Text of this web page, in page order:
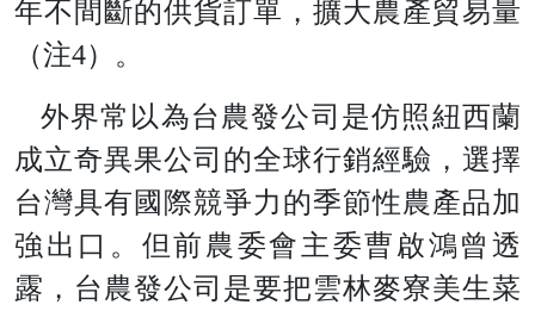
年不間斷的供貨訂單，擴大農產貿易量
（注4）。
外界常以為台農發公司是仿照紐西蘭
成立奇異果公司的全球行銷經驗，選擇
台灣具有國際競爭力的季節性農產品加
強出口。但前農委會主委曹啟鴻曾透
露，台農發公司是要把雲林麥寮美生菜